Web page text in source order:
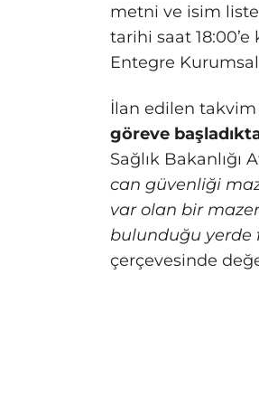
metni ve isim
tarihi saat
Entegre
İlan edilen
göreve
Sağlık
can güvenliği
var olan bir
bulunduğu yerde
çerçevesinde